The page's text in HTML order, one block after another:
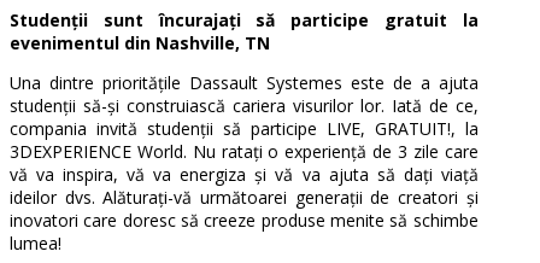
Studenții sunt încurajați să participe gratuit la
evenimentul din Nashville, TN
Una dintre prioritățile Dassault Systemes este de a ajuta
studenții să-și construiască cariera visurilor lor. Iată de ce,
compania invită studenții să participe LIVE, GRATUIT!, la
3DEXPERIENCE World. Nu ratați o experiență de 3 zile care
vă va inspira, vă va energiza și vă va ajuta să dați viață
ideilor dvs. Alăturați-vă următoarei generații de creatori și
inovatori care doresc să creeze produse menite să schimbe
lumea!